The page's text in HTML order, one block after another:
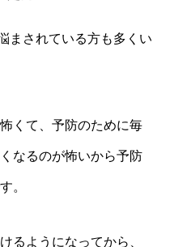
まされている方も多くい
くて、予防のために毎
なるのが怖いから予防
。
るようになってから、